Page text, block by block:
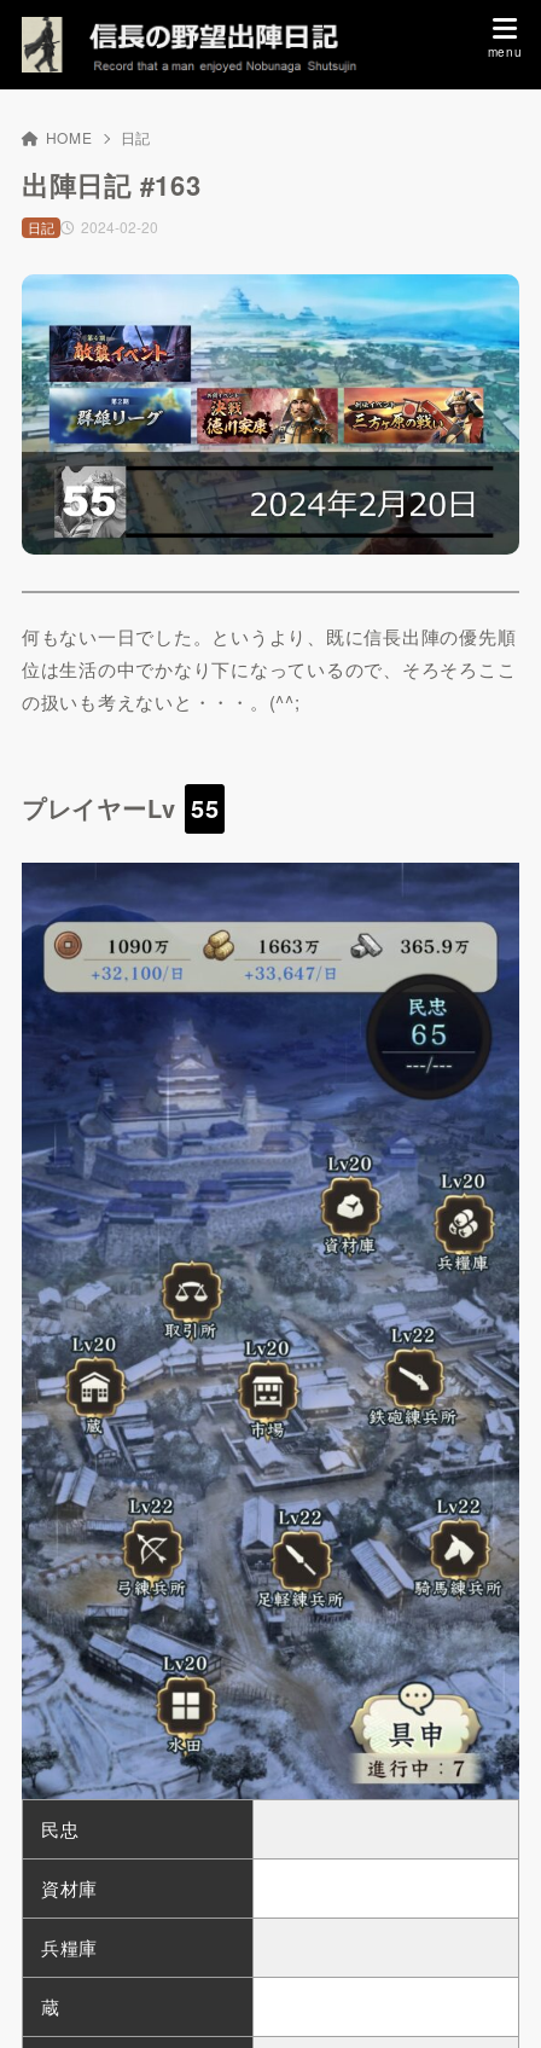
HOME 日記
出陣日記 #163
2024-02-20
日記
何もない一日でした。というより、既に信長出陣の優先順
位は生活の中でかなり下になっているので、そろそろここ
の扱いも考えないと・・・。(^^;
プレイヤーLv 55
民忠
資材庫
兵糧庫
蔵